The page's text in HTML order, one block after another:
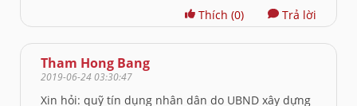
Thích (0) Trả lời
Tham Hong Bang
2019-06-24 03:30:47
Xin hỏi: quỹ tín dụng nhân dân do UBND xây dựng